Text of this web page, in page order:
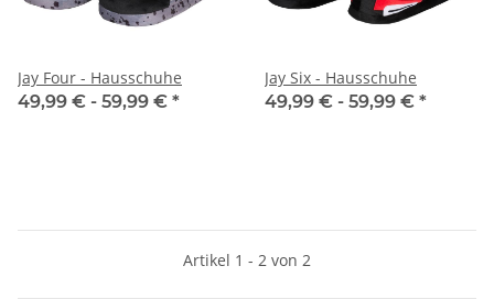
Jay Four - Hausschuhe
49,99 € - 59,99 € *
Jay Six - Hausschuhe
49,99 € - 59,99 € *
Artikel 1 - 2 von 2